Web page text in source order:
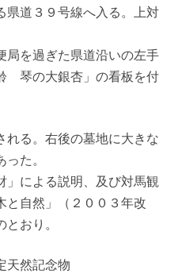
県道３９号線へ入る。上対
局を過ぎた県道沿いの左手
琴の大銀杏」の看板を付
れる。右後の墓地に大きな
った。
」による説明、及び対馬観
と自然」（２００３年改
おり。
然記念物